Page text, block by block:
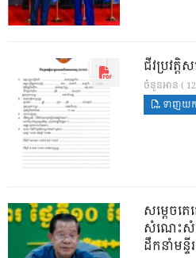
ជីវប្រវត្
ចំនួនអាន (
ទាញយក
សម្តេចត
សំណេះសំ
ដឹកនាំមន្ទី